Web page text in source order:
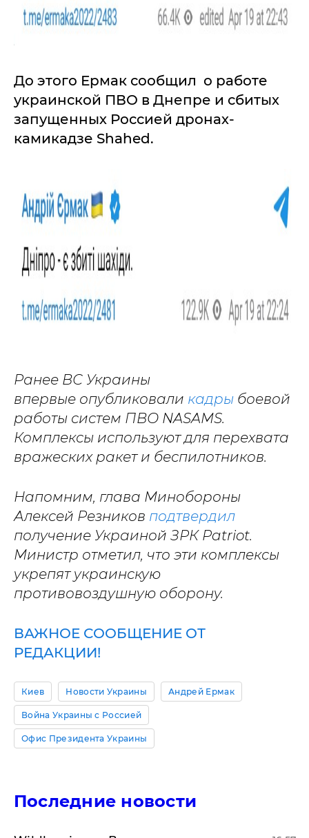
До этого Ермак сообщил о работе
украинской ПВО в Днепре и сбитых
запущенных Россией дронах-
камикадзе Shahed.
Ранее ВС Украины
впервые опубликовали кадры боевой
работы систем ПВО NASAMS.
Комплексы используют для перехвата
вражеских ракет и беспилотников.
Напомним, глава Минобороны
Алексей Резников подтвердил
получение Украиной ЗРК Patriot.
Министр отметил, что эти комплексы
укрепят украинскую
противовоздушную оборону.
ВАЖНОЕ СООБЩЕНИЕ ОТ
РЕДАКЦИИ!
Киев Новости Украины Андрей Ермак
Война Украины с Россией
Офис Президента Украины
Последние новости